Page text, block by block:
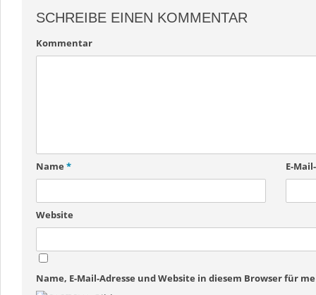
SCHREIBE EINEN KOMMENTAR
Kommentar
Name * E-
Website
Name, E-Mail-Adresse und Website in diesem Browser für